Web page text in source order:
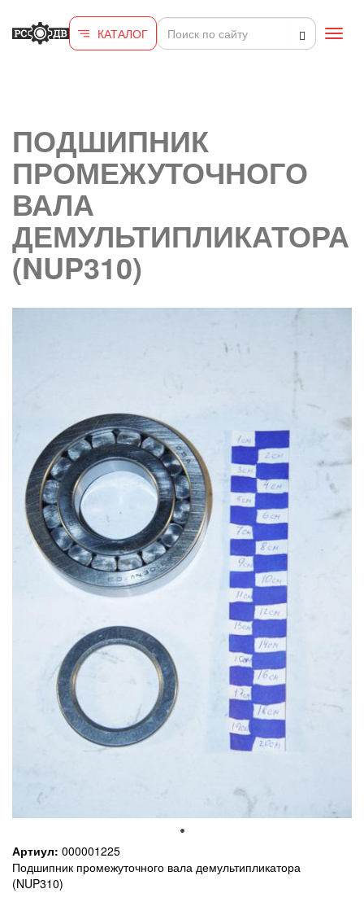
КАТАЛОГ
ПОДШИПНИК
ПРОМЕЖУТОЧНОГО
ВАЛА
ДЕМУЛЬТИПЛИКАТОРА
(NUP310)
Артиул: 000001225
Подшипник промежуточного вала демультипликатора
(NUP310)